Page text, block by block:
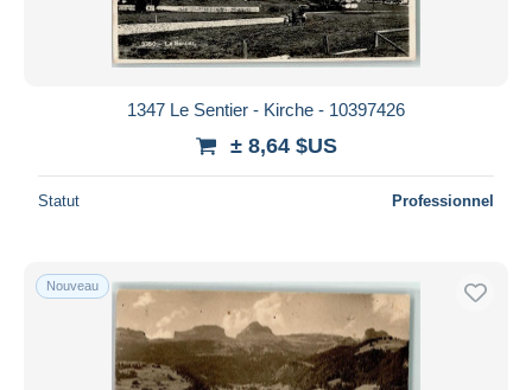
1347 Le Sentier - Kirche - 10397426
± 8,64 $US
Statut Professionnel
Nouveau